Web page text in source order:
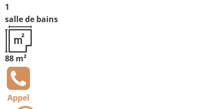
1
salle de bains
88 m²
Appel